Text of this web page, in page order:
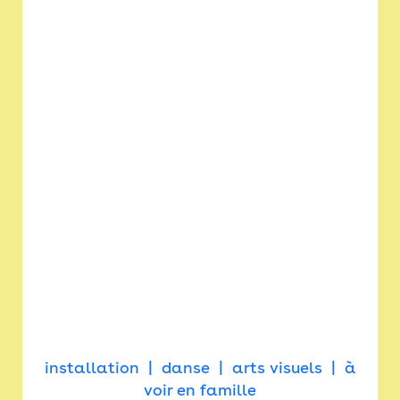
installation danse arts visuels
à
voir en famille